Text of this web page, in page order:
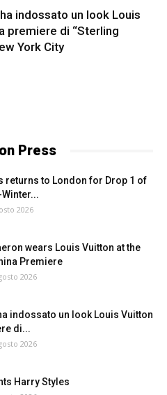
indossato un look Louis
premiere di “Sterling
York City
Press
returns to London for Drop 1 of
2026
wears Louis Vuitton at the
Premiere
2026
indossato un look Louis Vuitton
di...
2026
Harry Styles